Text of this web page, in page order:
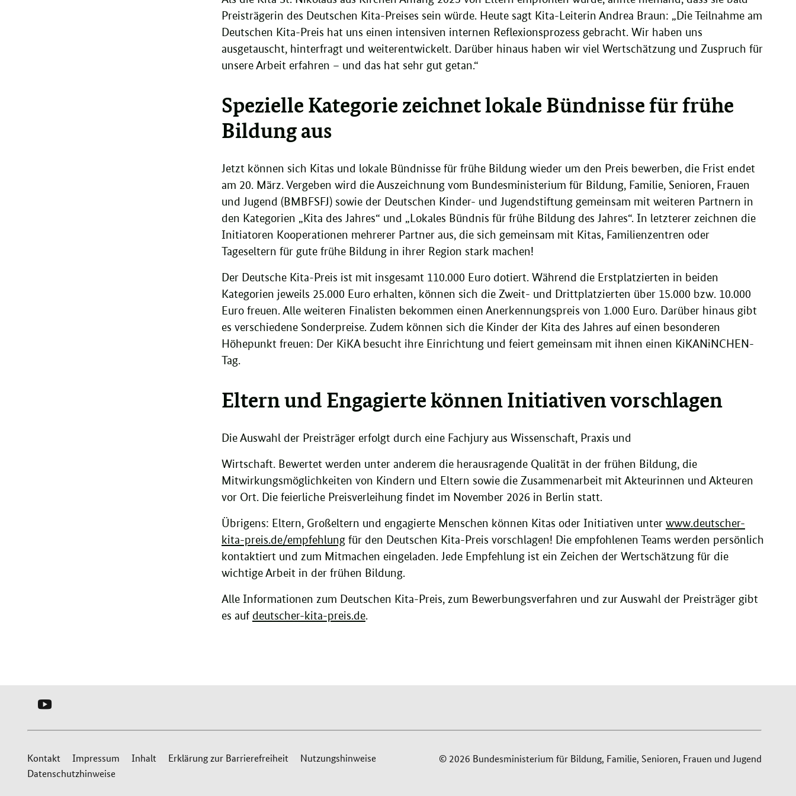
Preisträgerin des Deutschen Kita-Preises sein würde. Heute sagt Kita-Leiterin Andrea Braun: „Die Teilnahme am
Deutschen Kita-Preis hat uns einen intensiven internen Reflexionsprozess gebracht. Wir haben uns
ausgetauscht, hinterfragt und weiterentwickelt. Darüber hinaus haben wir viel Wertschätzung und Zuspruch für
unsere Arbeit erfahren – und das hat sehr gut getan.“
Spezielle Kategorie zeichnet lokale Bündnisse für frühe
Bildung aus
Jetzt können sich Kitas und lokale Bündnisse für frühe Bildung wieder um den Preis bewerben, die Frist endet
am 20. März. Vergeben wird die Auszeichnung vom Bundesministerium für Bildung, Familie, Senioren, Frauen
und Jugend (BMBFSFJ) sowie der Deutschen Kinder- und Jugendstiftung gemeinsam mit weiteren Partnern in
den Kategorien „Kita des Jahres“ und „Lokales Bündnis für frühe Bildung des Jahres“. In letzterer zeichnen die
Initiatoren Kooperationen mehrerer Partner aus, die sich gemeinsam mit Kitas, Familienzentren oder
Tageseltern für gute frühe Bildung in ihrer Region stark machen!
Der Deutsche Kita-Preis ist mit insgesamt 110.000 Euro dotiert. Während die Erstplatzierten in beiden
Kategorien jeweils 25.000 Euro erhalten, können sich die Zweit- und Drittplatzierten über 15.000 bzw. 10.000
Euro freuen. Alle weiteren Finalisten bekommen einen Anerkennungspreis von 1.000 Euro. Darüber hinaus gibt
es verschiedene Sonderpreise. Zudem können sich die Kinder der Kita des Jahres auf einen besonderen
Höhepunkt freuen: Der KiKA besucht ihre Einrichtung und feiert gemeinsam mit ihnen einen KiKANiNCHEN-
Tag.
Eltern und Engagierte können Initiativen vorschlagen
Die Auswahl der Preisträger erfolgt durch eine Fachjury aus Wissenschaft, Praxis und
Wirtschaft. Bewertet werden unter anderem die herausragende Qualität in der frühen Bildung, die
Mitwirkungsmöglichkeiten von Kindern und Eltern sowie die Zusammenarbeit mit Akteurinnen und Akteuren
vor Ort. Die feierliche Preisverleihung findet im November 2026 in Berlin statt.
Übrigens: Eltern, Großeltern und engagierte Menschen können Kitas oder Initiativen unter www.deutscher-
kita-preis.de/empfehlung für den Deutschen Kita-Preis vorschlagen! Die empfohlenen Teams werden persönlich
kontaktiert und zum Mitmachen eingeladen. Jede Empfehlung ist ein Zeichen der Wertschätzung für die
wichtige Arbeit in der frühen Bildung.
Alle Informationen zum Deutschen Kita-Preis, zum Bewerbungsverfahren und zur Auswahl der Preisträger gibt
es auf deutscher-kita-preis.de.
YOUTUBE
LOKALE
BÜNDNISSE
© 2026 Bundesministerium für Bildung, Familie, Senioren, Frauen und Jugend
Service
Kontakt Impressum Inhalt Erklärung zur Barrierefreiheit
Nutzungshinweise
Datenschutzhinweise